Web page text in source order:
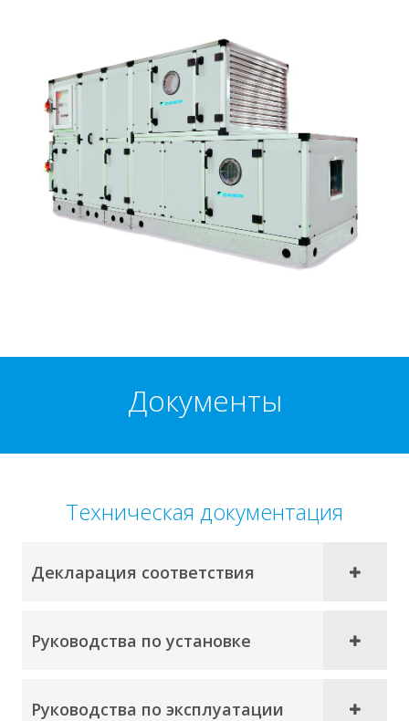
Документы
Техническая документация
Декларация соответствия
Руководства по установке
Руководства по эксплуатации